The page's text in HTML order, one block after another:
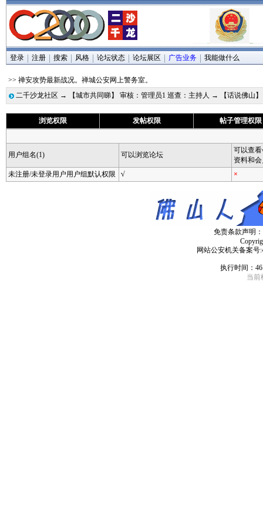
登录 注册 搜索 风格 论坛状态 论坛展区 广告业务 我能做什么
>> 禅安攻势最新战况。禅城公安网上警务室。
二千沙龙社区 → 【城市共同睇】 审核：管理员1 巡查：主持人 → 【话说佛山】
浏览权限 发帖权限 帖子管理权限
用户组名(1) 可以浏览论坛
可以查
资料和
未注册/未登录用户用户组默认权限
√ ×
免责条款声明
网站公安机关备案号
执行时间：
当前